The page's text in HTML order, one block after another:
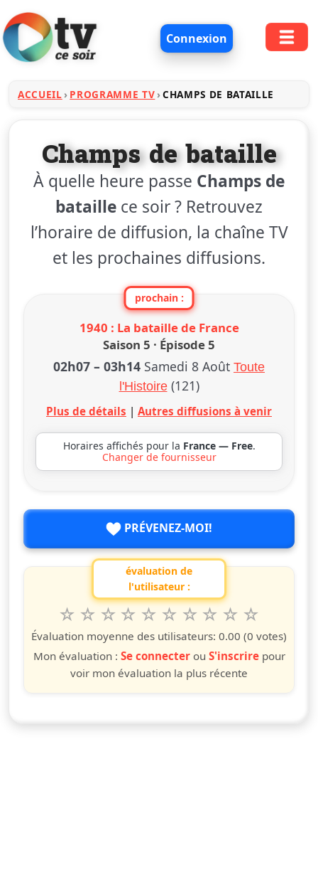
Connexion
ACCUEIL PROGRAMME TV CHAMPS DE BATAILLE
Champs de bataille
À quelle heure passe Champs de
bataille ce soir ? Retrouvez
l’horaire de diffusion, la chaîne TV
et les prochaines diffusions.
prochain :
1940 : La bataille de France
Saison 5 · Épisode 5
02h07 – 03h14 Samedi 8 Août Toute
l'Histoire(121)
Plus de détails | Autres diffusions à venir
Horaires affichés pour la France — Free.
Changer de fournisseur
PRÉVENEZ-MOI!
évaluation de
l'utilisateur :
questo spettacolo da 1 a 10 étoiles
10
étoiles
9
étoiles
8
étoiles
7
étoiles
6
étoiles
5
étoiles
4
étoiles
3
étoiles
2
étoiles
étoile
Évaluation moyenne des utilisateurs: 0.00 (0 votes)
Mon évaluation : Se connecterou S'inscrirepour
voir mon évaluation la plus récente